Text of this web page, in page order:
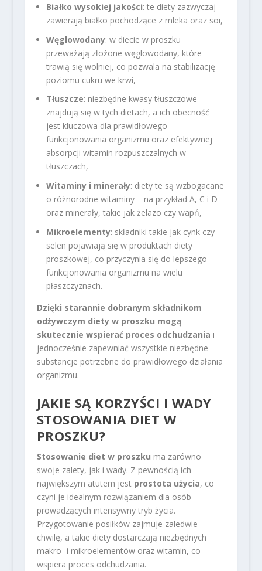
Białko wysokiej jakości: te diety zazwyczaj
zawierają białko pochodzące z mleka oraz soi,
Węglowodany: w diecie w proszku
przeważają złożone węglowodany, które
trawią się wolniej, co pozwala na stabilizację
poziomu cukru we krwi,
Tłuszcze: niezbędne kwasy tłuszczowe
znajdują się w tych dietach, a ich obecność
jest kluczowa dla prawidłowego
funkcjonowania organizmu oraz efektywnej
absorpcji witamin rozpuszczalnych w
tłuszczach,
Witaminy i minerały: diety te są wzbogacane
o różnorodne witaminy – na przykład A, C i D –
oraz minerały, takie jak żelazo czy wapń,
Mikroelementy: składniki takie jak cynk czy
selen pojawiają się w produktach diety
proszkowej, co przyczynia się do lepszego
funkcjonowania organizmu na wielu
płaszczyznach.
Dzięki starannie dobranym składnikom
odżywczym diety w proszku mogą
skutecznie wspierać proces odchudzania i
jednocześnie zapewniać wszystkie niezbędne
substancje potrzebne do prawidłowego działania
organizmu.
JAKIE SĄ KORZYŚCI I WADY
STOSOWANIA DIET W
PROSZKU?
Stosowanie diet w proszku ma zarówno
swoje zalety, jak i wady. Z pewnością ich
największym atutem jest prostota użycia, co
czyni je idealnym rozwiązaniem dla osób
prowadzących intensywny tryb życia.
Przygotowanie posiłków zajmuje zaledwie
chwilę, a takie diety dostarczają niezbędnych
makro- i mikroelementów oraz witamin, co
wspiera proces odchudzania.